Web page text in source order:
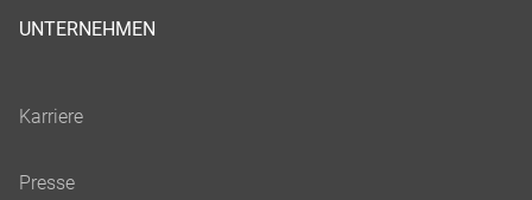
UNTERNEHMEN